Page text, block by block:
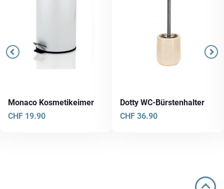
Monaco Kosmetikeimer
CHF 19.90
Dotty WC-Bürstenhalter
CHF 36.90